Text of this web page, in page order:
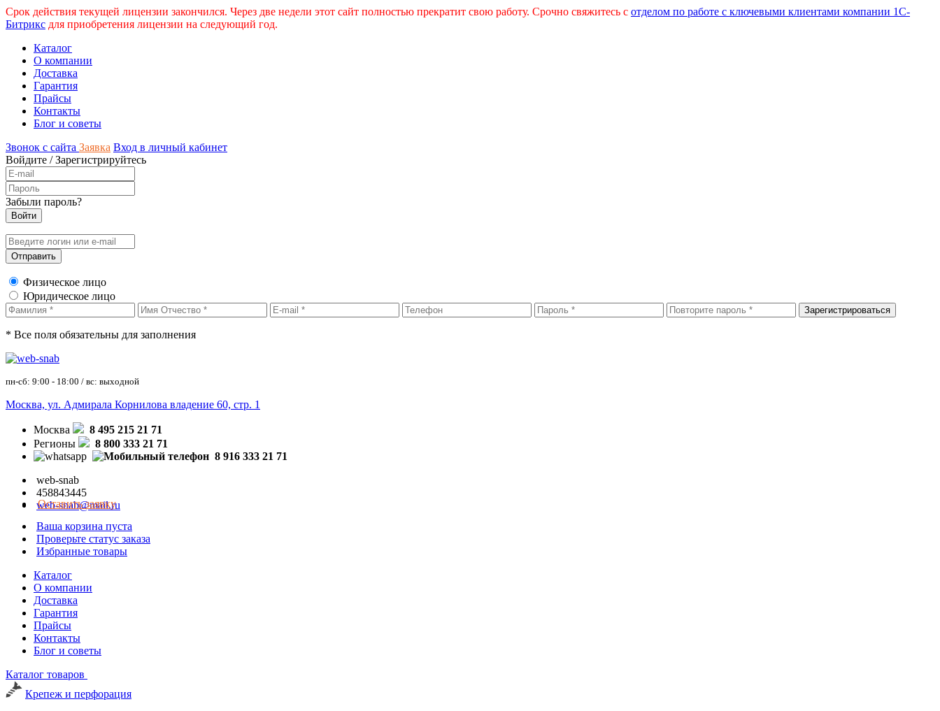
Срок действия текущей лицензии закончился. Через две недели этот сайт полностью прекратит свою работу. Срочно свяжитесь с отделом по работе с ключевыми клиентами компании 1С-
Битрикс для приобретения лицензии на следующий год.
Каталог
О компании
Доставка
Гарантия
Прайсы
Контакты
Блог и советы
Звонок с сайта Заявка Вход в личный кабинет
Войдите /Зарегистрируйтесь
Забыли пароль?
Физическое лицо
Юридическое лицо
* Все поля обязательны для заполнения
пн-сб: 9:00 - 18:00 / вс: выходной
Москва, ул. Адмирала Корнилова владение 60, стр. 1
Москва
8 495 215 21 71
Регионы
8 800 333 21 71
8 916 333 21 71
web-snab
458843445
web-snab@mail.ru
Оставить заявку
Ваша корзина пуста
Проверьте статус заказа
Избранные товары
Каталог
О компании
Доставка
Гарантия
Прайсы
Контакты
Блог и советы
Каталог товаров
Крепеж и перфорация